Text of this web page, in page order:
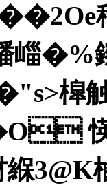
�%
槹
愥